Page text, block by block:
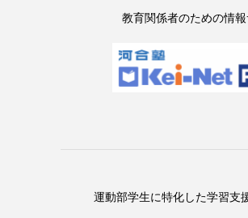
教育関係者のための情報
運動部学生に特化した学習支